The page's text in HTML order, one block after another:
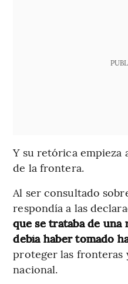
Y su retórica empieza
de la frontera.
Al ser consultado
respondía a las
que se trataba de una
debía haber tomado
proteger las fronteras
nacional.